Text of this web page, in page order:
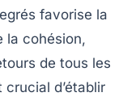
favorise la
la cohésion,
de tous les
crucial d’établir